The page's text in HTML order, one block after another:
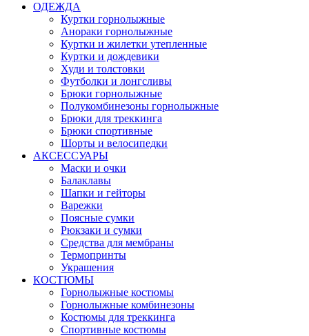
ОДЕЖДА
Куртки горнолыжные
Анораки горнолыжные
Куртки и жилетки утепленные
Куртки и дождевики
Худи и толстовки
Футболки и лонгсливы
Брюки горнолыжные
Полукомбинезоны горнолыжные
Брюки для треккинга
Брюки спортивные
Шорты и велосипедки
АКСЕССУАРЫ
Маски и очки
Балаклавы
Шапки и гейторы
Варежки
Поясные сумки
Рюкзаки и сумки
Средства для мембраны
Термопринты
Украшения
КОСТЮМЫ
Горнолыжные костюмы
Горнолыжные комбинезоны
Костюмы для треккинга
Спортивные костюмы